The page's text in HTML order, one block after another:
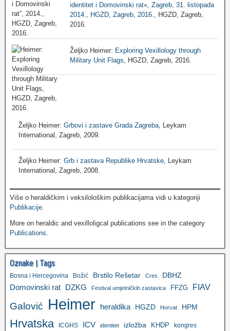
identitet i Domovinski rat«, Zagreb, 31. listopada
2014., HGZD, Zagreb, 2016., HGZD, Zagreb,
2016.
Željko Heimer: Exploring Vexillology through
Military Unit Flags, HGZD, Zagreb, 2016.
Željko Heimer: Grbovi i zastave Grada Zagreba, Leykam
International, Zagreb, 2009.
Željko Heimer: Grb i zastava Republike Hrvatske , Leykam
International, Zagreb, 2008.
Više o heraldičkim i veksilološkim publikacijama vidi u kategoriji
Publikacije.
More on heraldic and vexilloligcal publications see in the category
Publications.
Oznake | Tags
Bosna i Hercegovina Božić Brstilo Rešetar Cres DBHZ
Domovinski rat DZKG Festival umjetničkih zastavica FFZG FIAV
Galović Heimer heraldika HGZD Horvat HPM
Hrvatska ICGHS ICV identitet izložba KHDP kongres